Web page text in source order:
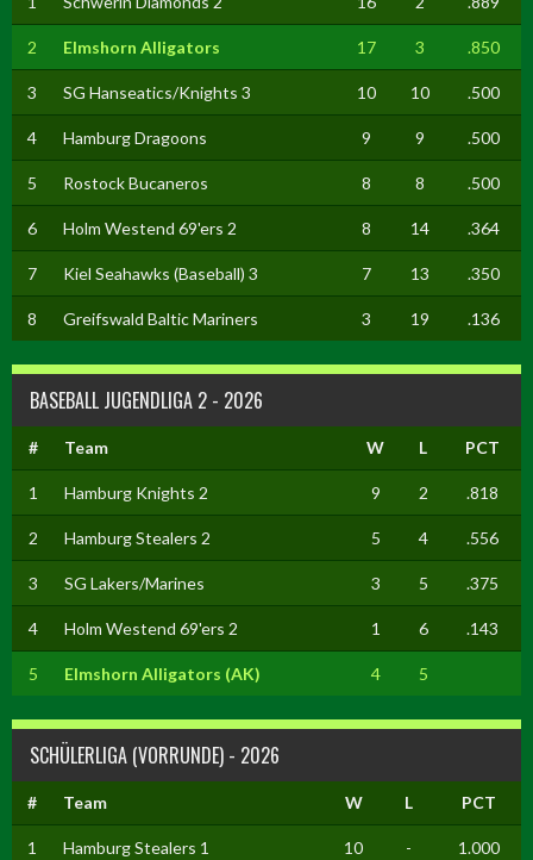
2 Elmshorn Alligators 17 3 .850
3 SG Hanseatics/Knights 3 10 10 .500
4 Hamburg Dragoons 9 9 .500
5 Rostock Bucaneros 8 8 .500
6 Holm Westend 69'ers 2 8 14 .364
7 Kiel Seahawks (Baseball) 3 7 13 .350
8 Greifswald Baltic Mariners 3 19 .136
BASEBALL JUGENDLIGA 2 - 2026
# Team W L PCT
1 Hamburg Knights 2 9 2 .818
2 Hamburg Stealers 2 5 4 .556
3 SG Lakers/Marines 3 5 .375
4 Holm Westend 69'ers 2 1 6 .143
5 Elmshorn Alligators (AK) 4 5
SCHÜLERLIGA (VORRUNDE) - 2026
# Team W L PCT
1 Hamburg Stealers 1 10 - 1.000